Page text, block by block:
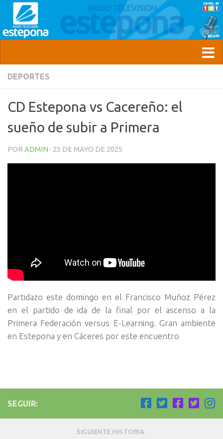
DEPORTES
CD Estepona vs Cacereño: el
sueño de subir a Primera
POR ADMIN · 23 DE MAYO DE 2025
Partidazo este domingo en el Francisco Muñoz Pérez
en el partido de ida de la final por el ascenso a la
Primera Federación versus E-Learning. Gran ambiente
en Estepona y en Cáceres por este encuentro
SEGUIR:
SIGUIENTE HISTORIA